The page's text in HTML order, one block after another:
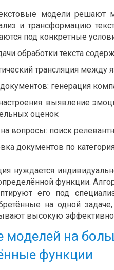
модели решают
и трансформацию
под конкретные
обработки текста
трансляция между
генерация
выявление
оценок
вопросы: поиск
документов по
нуждается
функции.
его под
на одной
высокую
моделей на
функции